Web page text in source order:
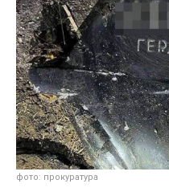
фото: прокуратура